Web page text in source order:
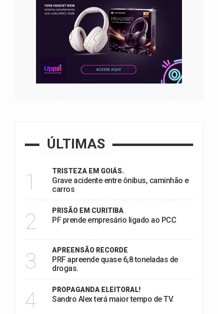
ÚLTIMAS
1 TRISTEZA EM GOIÁS.
Grave acidente entre ônibus, caminhão e
carros
2 PRISÃO EM CURITIBA
PF prende empresário ligado ao PCC
3 APREENSÃO RECORDE
PRF apreende quase 6,8 toneladas de
drogas.
4 PROPAGANDA ELEITORAL!
Sandro Alex terá maior tempo de TV.